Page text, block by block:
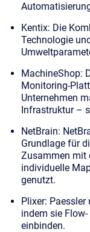
Kentix: Die
Technologie
MachineShop:
Monitoring-
Unternehmen
Infrastruktur –
NetBrain:
Grundlage für
Zusammen mit
individuelle
genutzt.
Plixer: Paessler
indem sie
einbinden.